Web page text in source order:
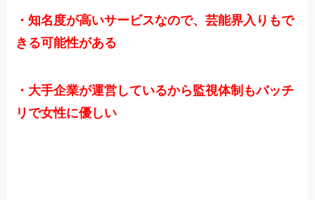
・知名度が高いサービスなので、芸能界入りもで
きる可能性がある
・大手企業が運営しているから監視体制もバッチ
リで女性に優しい